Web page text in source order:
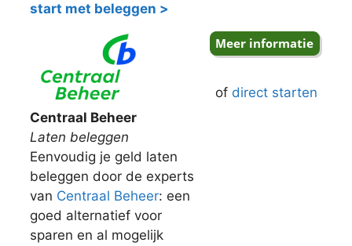
start met beleggen >
Centraal Beheer
Laten beleggen
Eenvoudig je geld laten
beleggen door de experts
van Centraal Beheer: een
goed alternatief voor
sparen en al mogelijk
of direct starten